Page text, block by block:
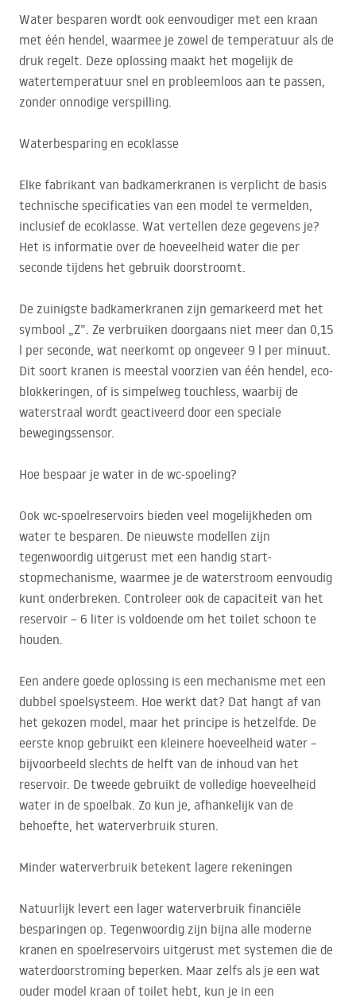
Water besparen wordt ook eenvoudiger met een kraan
met één hendel, waarmee je zowel de temperatuur als de
druk regelt. Deze oplossing maakt het mogelijk de
watertemperatuur snel en probleemloos aan te passen,
zonder onnodige verspilling.
Waterbesparing en ecoklasse
Elke fabrikant van badkamerkranen is verplicht de basis
technische specificaties van een model te vermelden,
inclusief de ecoklasse. Wat vertellen deze gegevens je?
Het is informatie over de hoeveelheid water die per
seconde tijdens het gebruik doorstroomt.
De zuinigste badkamerkranen zijn gemarkeerd met het
symbool „Z”. Ze verbruiken doorgaans niet meer dan 0,15
l per seconde, wat neerkomt op ongeveer 9 l per minuut.
Dit soort kranen is meestal voorzien van één hendel, eco-
blokkeringen, of is simpelweg touchless, waarbij de
waterstraal wordt geactiveerd door een speciale
bewegingssensor.
Hoe bespaar je water in de wc-spoeling?
Ook wc-spoelreservoirs bieden veel mogelijkheden om
water te besparen. De nieuwste modellen zijn
tegenwoordig uitgerust met een handig start-
stopmechanisme, waarmee je de waterstroom eenvoudig
kunt onderbreken. Controleer ook de capaciteit van het
reservoir – 6 liter is voldoende om het toilet schoon te
houden.
Een andere goede oplossing is een mechanisme met een
dubbel spoelsysteem. Hoe werkt dat? Dat hangt af van
het gekozen model, maar het principe is hetzelfde. De
eerste knop gebruikt een kleinere hoeveelheid water –
bijvoorbeeld slechts de helft van de inhoud van het
reservoir. De tweede gebruikt de volledige hoeveelheid
water in de spoelbak. Zo kun je, afhankelijk van de
behoefte, het waterverbruik sturen.
Minder waterverbruik betekent lagere rekeningen
Natuurlijk levert een lager waterverbruik financiële
besparingen op. Tegenwoordig zijn bijna alle moderne
kranen en spoelreservoirs uitgerust met systemen die de
waterdoorstroming beperken. Maar zelfs als je een wat
ouder model kraan of toilet hebt, kun je in een